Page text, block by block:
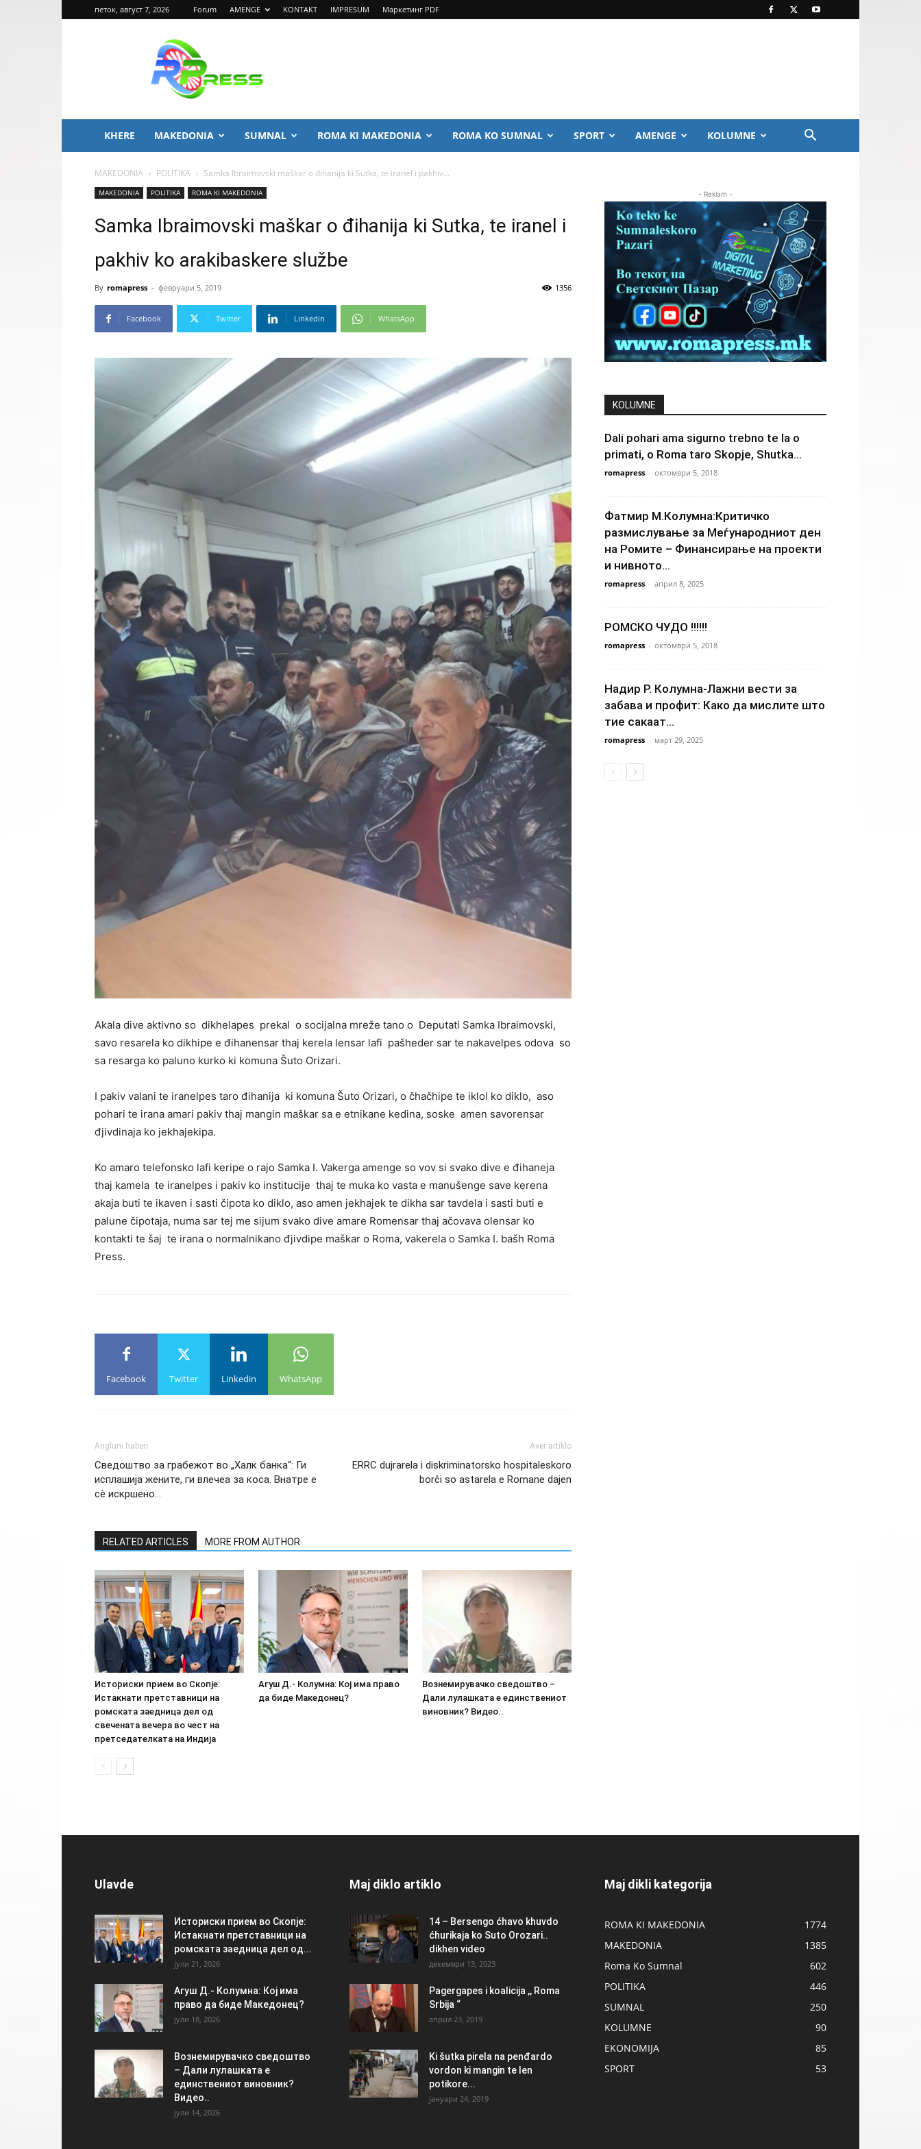
петок, август 7, 2026 Forum AMENGE KONTAKT IMPRESUM Маркетинг PDF
PRESS
KHERE MAKEDONIA SUMNAL ROMA KI MAKEDONIA ROMA KO SUMNAL SPORT AMENGE KOLUMNE
MAKEDONIA POLITIKA Samka Ibraimovski maškar o đihanija ki Sutka, te iranel i pakhiv...
MAKEDONIA POLITIKA ROMA KI MAKEDONIA
Samka Ibraimovski maškar o đihanija ki Sutka, te iranel i
pakhiv ko arakibaskere službe
By romapress - февруари 5, 2019 1356
Facebook Twitter Linkedin WhatsApp
Akala dive aktivno so dikhelapes prekal o socijalna mreže tano o Deputati Samka Ibraimovski,
savo resarela ko dikhipe e đihanensar thaj kerela lensar lafi pašheder sar te nakavelpes odova so
sa resarga ko paluno kurko ki komuna Šuto Orizari.
I pakiv valani te iranelpes taro đihanija ki komuna Šuto Orizari, o čhačhipe te iklol ko diklo, aso
pohari te irana amari pakiv thaj mangin maškar sa e etnikane kedina, soske amen savorensar
đjivdinaja ko jekhajekipa.
Ko amaro telefonsko lafi keripe o rajo Samka I. Vakerga amenge so vov si svako dive e đihaneja
thaj kamela te iranelpes i pakiv ko institucije thaj te muka ko vasta e manušenge save kerena
akaja buti te ikaven i sasti čipota ko diklo, aso amen jekhajek te dikha sar tavdela i sasti buti e
palune čipotaja, numa sar tej me sijum svako dive amare Romensar thaj ačovava olensar ko
kontakti te šaj te irana o normalnikano đjivdipe maškar o Roma, vakerela o Samka I. bašh Roma
Press.
Facebook Twitter Linkedin WhatsApp
Angluni haberi
Сведоштво за грабежот во „Халк банка“: Ги
исплашија жените, ги влечеа за коса. Внатре е
сè искршено…
Aver artiklo
ERRC dujrarela i diskriminatorsko hospitaleskoro
borči so astarela e Romane dajen
RELATED ARTICLES MORE FROM AUTHOR
Историски прием во Скопје:
Истакнати претставници на
ромската заедница дел од
свечената вечера во чест на
претседателката на Индија
Агуш Д.- Колумна: Кој има право
да биде Македонец?
Вознемирувачко сведоштво –
Дали лулашката е единствениот
виновник? Видео..
- Reklam -
KOLUMNE
Dali pohari ama sigurno trebno te la o
primati, o Roma taro Skopje, Shutka...
romapress - октомври 5, 2018
Фатмир М.Колумна:Критичко
размислување за Меѓународниот ден
на Ромите – Финансирање на проекти
и нивното...
romapress - април 8, 2025
РОМСКО ЧУДО !!!!!!
romapress - октомври 5, 2018
Надир Р. Колумна-Лажни вести за
забава и профит: Како да мислите што
тие сакаат...
romapress - март 29, 2025
Ulavde
Историски прием во Скопје:
Истакнати претставници на
ромската заедница дел од...
јули 21, 2026
Агуш Д.- Колумна: Кој има
право да биде Македонец?
јули 18, 2026
Вознемирувачко сведоштво
– Дали лулашката е
единствениот виновник?
Видео..
јули 14, 2026
Maj diklo artiklo
14 – Bersengo ćhavo khuvdo
ćhurikaja ko Suto Orozari..
dikhen video
декември 13, 2023
Pagergapes i koalicija ,, Roma
Srbija “
април 23, 2019
Ki šutka pirela na penđardo
vordon ki mangin te len
potikore...
јануари 24, 2019
Maj dikli kategorija
ROMA KI MAKEDONIA
1774
MAKEDONIA
1385
Roma Ko Sumnal
602
POLITIKA
446
SUMNAL
250
KOLUMNE
90
EKONOMIJA
85
SPORT
53